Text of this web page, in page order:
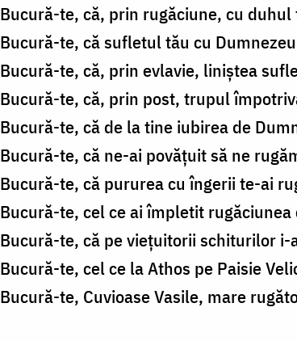
Bucură-te, că, prin rugăciune, cu
Bucură-te, că sufletul tău cu
Bucură-te, că, prin evlavie, liniștea
Bucură-te, că, prin post, trupul
Bucură-te, că de la tine iubirea de
Bucură-te, că ne-ai povățuit să ne
Bucură-te, că pururea cu îngerii te-ai
Bucură-te, cel ce ai împletit rugăciunea
Bucură-te, că pe viețuitorii schiturilor
Bucură-te, cel ce la Athos pe Paisie
Bucură-te, Cuvioase Vasile, mare